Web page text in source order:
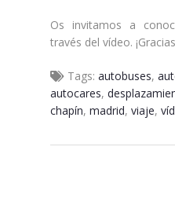
Os invitamos a
través del vídeo.
Tags: autobuses,
autocares,
chapín, madrid, viaje,